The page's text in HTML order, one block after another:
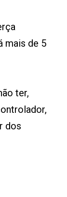
mais de 5
ter,
dos